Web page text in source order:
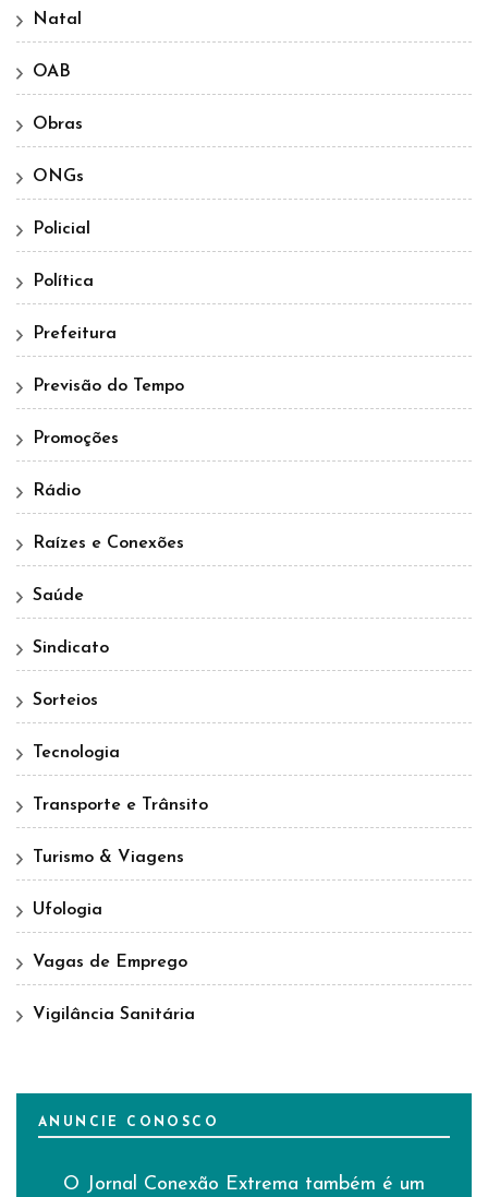
Natal
OAB
Obras
ONGs
Policial
Política
Prefeitura
Previsão do Tempo
Promoções
Rádio
Raízes e Conexões
Saúde
Sindicato
Sorteios
Tecnologia
Transporte e Trânsito
Turismo & Viagens
Ufologia
Vagas de Emprego
Vigilância Sanitária
ANUNCIE CONOSCO
O Jornal Conexão Extrema também é um